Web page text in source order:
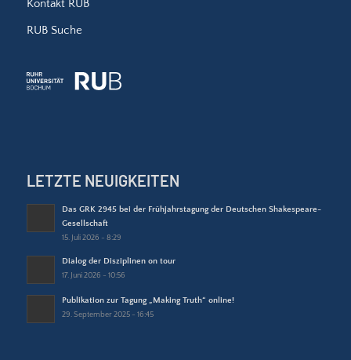
Kontakt RUB
RUB Suche
LETZTE NEUIGKEITEN
Das GRK 2945 bei der Frühjahrstagung der Deutschen Shakespeare-
Gesellschaft
15. Juli 2026 - 8:29
Dialog der Disziplinen on tour
17. Juni 2026 - 10:56
Publikation zur Tagung „Making Truth“ online!
29. September 2025 - 16:45